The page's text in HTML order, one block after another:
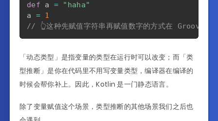
def a =
"haha"
a = 1
// 👆这种先赋值字符串再赋值数字的方式在 Groovy 里
「动态类型」是指变量的类型在运行时可以改变；而「类
型推断」是你在代码里不用写变量类型，编译器在编译的
时候会帮你补上。因此，Kotlin 是一门静态语言。
除了变量赋值这个场景，类型推断的其他场景我们之后也